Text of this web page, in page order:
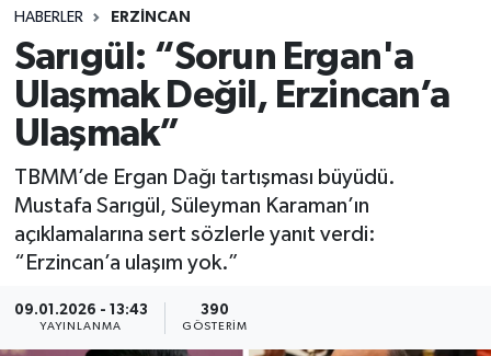
HABERLER ERZİNCAN
Sarıgül: “Sorun Ergan'a
Ulaşmak Değil, Erzincan’a
Ulaşmak”
TBMM’de Ergan Dağı tartışması büyüdü.
Mustafa Sarıgül, Süleyman Karaman’ın
açıklamalarına sert sözlerle yanıt verdi:
“Erzincan’a ulaşım yok.”
09.01.2026 - 13:43
YAYINLANMA
390
GÖSTERIM